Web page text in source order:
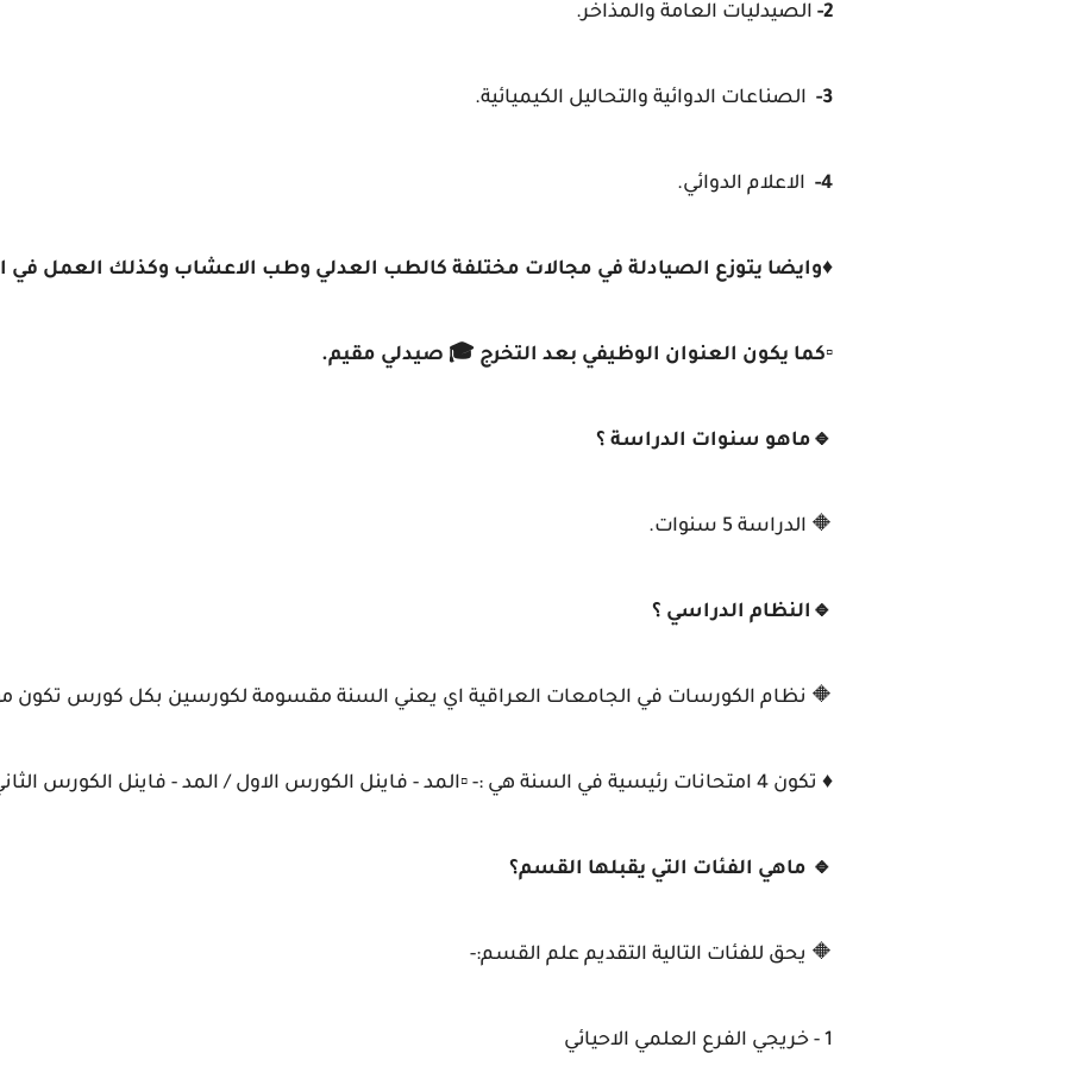
2- الصيدليات العامة والمذاخر.
3- الصناعات الدوائية والتحاليل الكيميائية.
4- الاعلام الدوائي.
♦️وايضا يتوزع الصيادلة في مجالات مختلفة كالطب العدلي وطب الاعشاب وكذلك العمل في
▫️كما يكون العنوان الوظيفي بعد التخرج 🎓 صيدلي مقيم.
🔹ماهو سنوات الدراسة ؟
🔶 الدراسة 5 سنوات.
🔹النظام الدراسي ؟
🔶 نظام الكورسات في الجامعات العراقية اي يعني السنة مقسومة لكورسين بكل كورس تكون
♦️ تكون 4 امتحانات رئيسية في السنة هي :- ▫️المد - فاينل الكورس الاول / المد - فاينل الكورس الثاني ✔️
🔹 ماهي الفئات التي يقبلها القسم؟
🔶 يحق للفئات التالية التقديم علم القسم:-
1 - خريجي الفرع العلمي الاحيائي